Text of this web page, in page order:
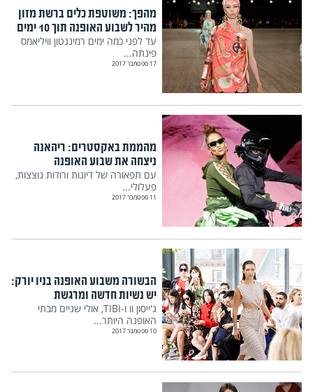
מהפך: משוטפת כלים ברשת מזון
מהיר לשבוע האופנה תוך 10 ימים
עד לפני כמה ימים רמינגטון וויליאמס
פינתה...
17 ספטמבר 2017
מהממת באקסטרים: ריהאנה
ניצחה את שבוע האופנה
עם תפאורה של דיונות ורודות נוצצות,
פעלולי...
11 ספטמבר 2017
הבשורה משבוע האופנה בניו יורק:
יש נשיות חדשה ומרגשת
ג'ייסון וו ו-TIBI, אולי שניים מבתי
האופנה היותר...
10 ספטמבר 2017